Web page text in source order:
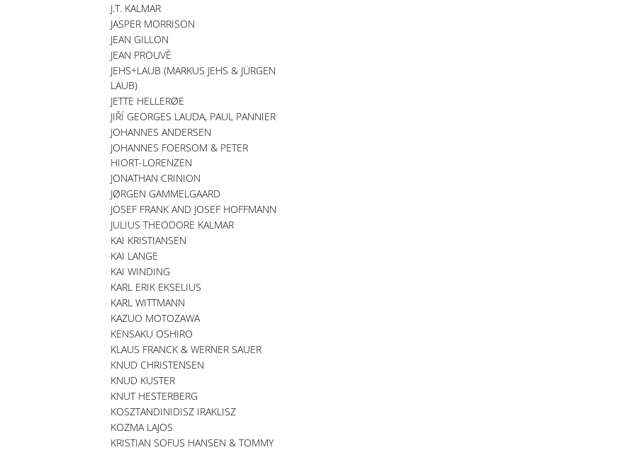
J.T. KALMAR
JASPER MORRISON
JEAN GILLON
JEAN PROUVÉ
JEHS+LAUB (MARKUS JEHS & JÜRGEN
LAUB)
JETTE HELLERØE
JIŘÍ GEORGES LAUDA, PAUL PANNIER
JOHANNES ANDERSEN
JOHANNES FOERSOM & PETER
HIORT-LORENZEN
JONATHAN CRINION
JØRGEN GAMMELGAARD
JOSEF FRANK AND JOSEF HOFFMANN
JULIUS THEODORE KALMAR
KAI KRISTIANSEN
KAI LANGE
KAI WINDING
KARL ERIK EKSELIUS
KARL WITTMANN
KAZUO MOTOZAWA
KENSAKU OSHIRO
KLAUS FRANCK & WERNER SAUER
KNUD CHRISTENSEN
KNUD KUSTER
KNUT HESTERBERG
KOSZTANDINIDISZ IRAKLISZ
KOZMA LAJOS
KRISTIAN SOFUS HANSEN & TOMMY